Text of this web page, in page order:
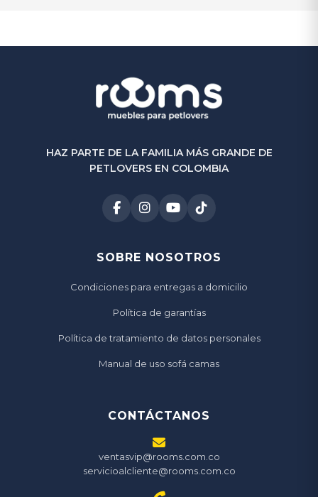
HAZ PARTE DE LA FAMILIA MÁS GRANDE DE
PETLOVERS EN COLOMBIA
SOBRE NOSOTROS
Condiciones para entregas a domicilio
Política de garantías
Política de tratamiento de datos personales
Manual de uso sofá camas
CONTÁCTANOS
ventasvip@rooms.com.co
servicioalcliente@rooms.com.co